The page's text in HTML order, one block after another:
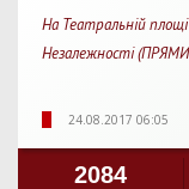
На Театральній
Незалежності
24.08.2017 06:05
2084